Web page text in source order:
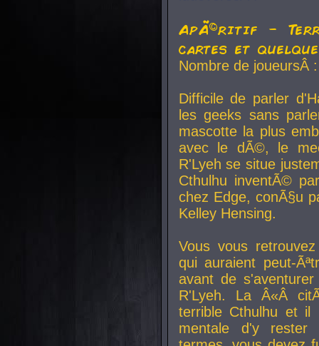
ApÃ©ritif -
cartes et
Nombre de
Difficile de parler
les geeks sans
mascotte la plus
avec le dÃ©, le
R'Lyeh se situe
Cthulhu inventÃ©
chez Edge, conÃ§u
Kelley Hensing.
Vous vous
qui auraient peut-
avant de
R'Lyeh. La Â«Â
terrible Cthulhu et
mentale d'y rester